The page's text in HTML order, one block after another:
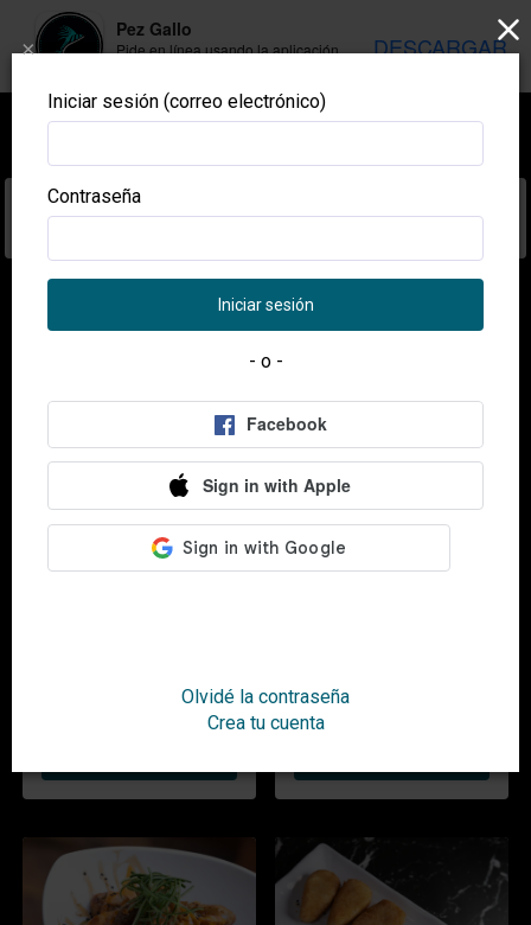
×
Pez Gallo
Pide en línea usando la aplicación
DESCARGAR
ENTRADAS ARROZ Y FIDEOS PLATILLOS
ENTRADAS
Iniciar sesión (correo electrónico)
Contraseña
Iniciar sesión
- o -
Olvidé la contraseña
Crea tu cuenta